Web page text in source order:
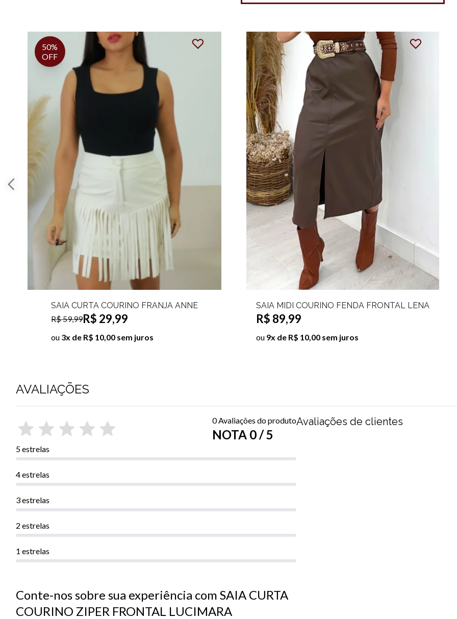
SAIA CURTA COURINO FRANJA ANNE
R$ 59,99R$ 29,99
ou 3x de R$ 10,00 sem juros
50%
OFF
SAIA MIDI COURINO FENDA FRONTAL LENA
R$ 89,99
ou 9x de R$ 10,00 sem juros
AVALIAÇÕES
0 Avaliações do produto
NOTA 0 / 5
5 estrelas
4 estrelas
3 estrelas
2 estrelas
1 estrelas
Conte-nos sobre sua experiência com SAIA CURTA
COURINO ZIPER FRONTAL LUCIMARA
Avaliações de clientes